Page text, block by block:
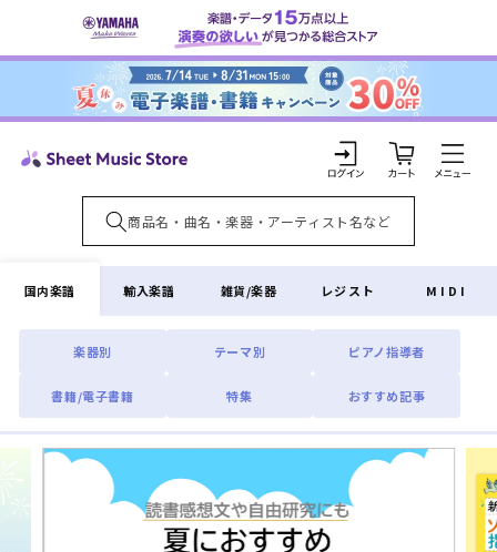
ンツに
ロ
グ
イ
ン
カ
ー
ト
国内楽譜
楽器別 テーマ別 ピアノ指導者
書籍/電子書籍 特集 おすすめ記事
輸入楽譜 雑貨/楽器 レジスト MIDI